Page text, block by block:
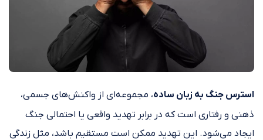
استرس جنگ به زبان ساده، مجموعه‌ای از واکنش‌های جسمی،
ذهنی و رفتاری است که در برابر تهدید واقعی یا احتمالی جنگ
ایجاد می‌شود. این تهدید ممکن است مستقیم باشد، مثل زندگی